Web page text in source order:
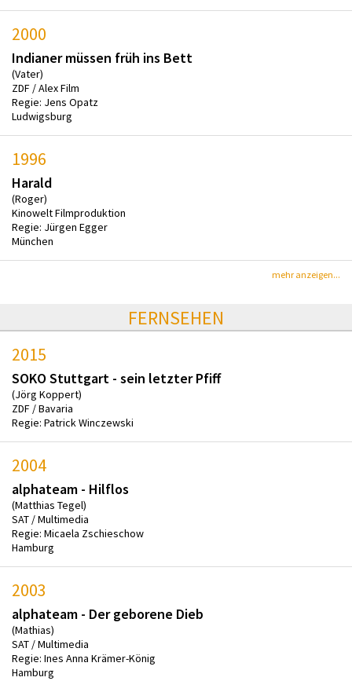
2000
Indianer müssen früh ins Bett
(Vater)
ZDF / Alex Film
Regie: Jens Opatz
Ludwigsburg
1996
Harald
(Roger)
Kinowelt Filmproduktion
Regie: Jürgen Egger
München
mehr anzeigen...
FERNSEHEN
2015
SOKO Stuttgart - sein letzter Pfiff
(Jörg Koppert)
ZDF / Bavaria
Regie: Patrick Winczewski
2004
alphateam - Hilflos
(Matthias Tegel)
SAT / Multimedia
Regie: Micaela Zschieschow
Hamburg
2003
alphateam - Der geborene Dieb
(Mathias)
SAT / Multimedia
Regie: Ines Anna Krämer-König
Hamburg